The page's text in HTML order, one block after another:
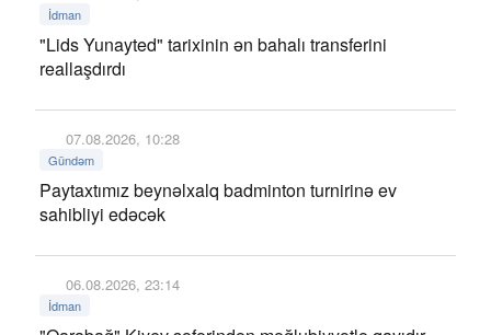
İdman
"Lids Yunayted" tarixinin ən bahalı transferini
reallaşdırdı
07.08.2026, 10:28
Gündəm
Paytaxtımız beynəlxalq badminton turnirinə ev
sahibliyi edəcək
06.08.2026, 23:14
İdman